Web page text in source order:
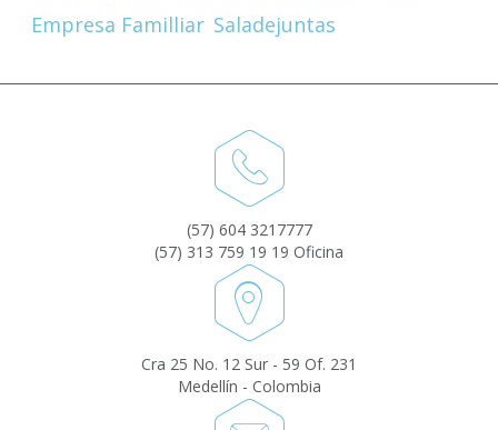
Empresa Familliar Saladejuntas
(57) 604 3217777
(57) 313 759 19 19 Oficina
Cra 25 No. 12 Sur - 59 Of. 231
Medellín - Colombia